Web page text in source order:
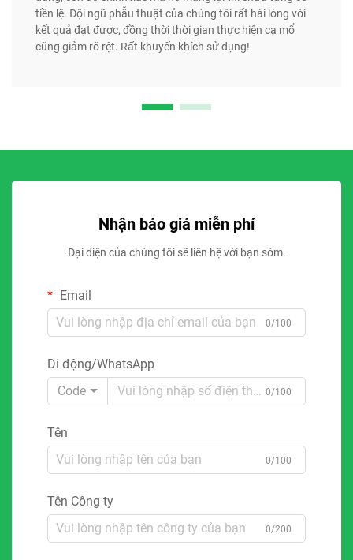
tiền lệ. Đội ngũ phẫu thuật của chúng tôi rất hài lòng với
kết quả đạt được, đồng thời thời gian thực hiện ca mổ
cũng giảm rõ rệt. Rất khuyến khích sử dụng!
Nhận báo giá miễn phí
Đại diện của chúng tôi sẽ liên hệ với bạn sớm.
Email
0/100
Di động/WhatsApp
Code
0/100
Tên
0/100
Tên Công ty
0/200